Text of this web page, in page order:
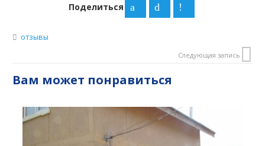
Поделиться
отзывы
Следующая запись
Вам может понравиться